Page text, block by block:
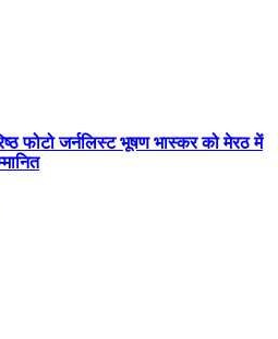
फोटो जर्नलिस्ट भूषण भास्कर को मेरठ में